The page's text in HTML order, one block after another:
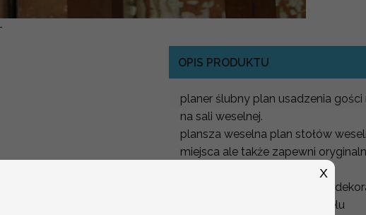
OPIS PRODUKTU
planer ślubny plan usadzenia
na sali weselnej.
plansza weselna plan stołów
miejsca ale także zapewni
Plan Stołów dopasowany do
Plan usadzenia gości na weselu
X